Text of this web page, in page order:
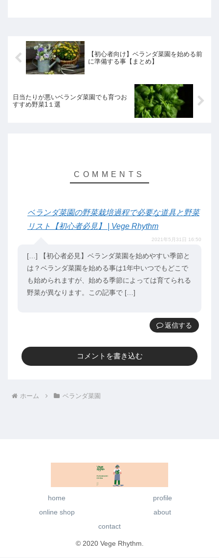
【初心者向け】ベランダ菜園を始める前
に準備する事【まとめ】
日当たりが悪いベランダ菜園でも育つお
すすめ野菜1１選
ベランダ菜園の野菜栽培過程で必要な道具と野菜
リスト【初心者必見】 | Vege Rhythm
2021年5月31日 16:50
[…] 【初心者必見】ベランダ菜園を始めやすい季節と
は？ベランダ菜園を始める事は1年中いつでもどこで
も始められますが、始める季節によっては育てられる
野菜が異なります。この記事で […]
返信
コメントを書き込む
ホーム ベランダ菜園
home
profile
online shop
about
contact
© 2020 Vege Rhythm.